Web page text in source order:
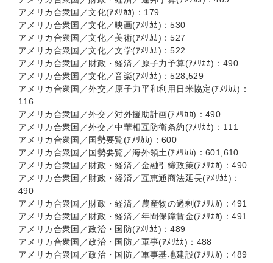
アメリカ合衆国／文化(ｱﾒﾘｶｶ)：179
アメリカ合衆国／文化／映画(ｱﾒﾘｶｶ)：530
アメリカ合衆国／文化／美術(ｱﾒﾘｶｶ)：527
アメリカ合衆国／文化／文学(ｱﾒﾘｶｶ)：522
アメリカ合衆国／財政・経済／原子力予算(ｱﾒﾘｶｶ)：490
アメリカ合衆国／文化／音楽(ｱﾒﾘｶｶ)：528,529
アメリカ合衆国／外交／原子力平和利用日米協定(ｱﾒﾘｶｶ)：
116
アメリカ合衆国／外交／対外援助計画(ｱﾒﾘｶｶ)：490
アメリカ合衆国／外交／中華相互防衛条約(ｱﾒﾘｶｶ)：111
アメリカ合衆国／国勢要覧(ｱﾒﾘｶｶ)：600
アメリカ合衆国／国勢要覧／海外領土(ｱﾒﾘｶｶ)：601,610
アメリカ合衆国／財政・経済／金融引締政策(ｱﾒﾘｶｶ)：490
アメリカ合衆国／財政・経済／互恵通商法延長(ｱﾒﾘｶｶ)：
490
アメリカ合衆国／財政・経済／農産物の過剰(ｱﾒﾘｶｶ)：491
アメリカ合衆国／財政・経済／年間保障賃金(ｱﾒﾘｶｶ)：491
アメリカ合衆国／政治・国防(ｱﾒﾘｶｶ)：489
アメリカ合衆国／政治・国防／軍事(ｱﾒﾘｶｶ)：488
アメリカ合衆国／政治・国防／軍事基地建設(ｱﾒﾘｶｶ)：489